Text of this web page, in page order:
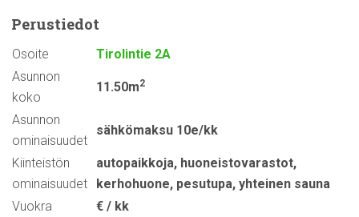
Perustiedot
Osoite
Tirolintie 2A
Asunnon
koko
11.50m2
Asunnon
ominaisuudet
sähkömaksu 10e/kk
Kiinteistön
ominaisuudet
autopaikkoja, huoneistovarastot,
kerhohuone, pesutupa, yhteinen sauna
Vuokra
€ / kk